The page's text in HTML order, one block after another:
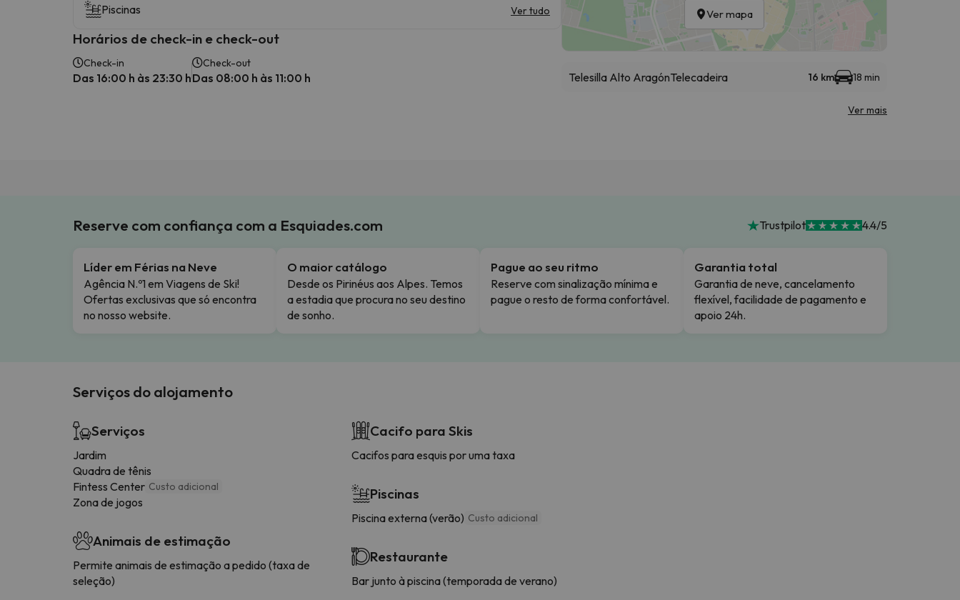
Piscinas
Ver tudo
Horários de check-in e check-out
Check-in
Das 16:00 h às 23:30 h
Check-out
Das 08:00 h às 11:00 h
Ver mapa
Telesilla Alto AragónTelecadeira 16 km 18 min
Ver mais
Reserve com confiança com a Esquiades.com Trustpilot 4.4/5
Líder em Férias na Neve
Agência N.º1 em Viagens de Ski!
Ofertas exclusivas que só encontra
no nosso website.
O maior catálogo
Desde os Pirinéus aos Alpes. Temos
a estadia que procura no seu destino
de sonho.
Pague ao seu ritmo
Reserve com sinalização mínima e
pague o resto de forma confortável.
Garantia total
Garantia de neve, cancelamento
flexível, facilidade de pagamento e
apoio 24h.
Serviços do alojamento
Serviços
Jardim
Quadra de tênis
Fintess Center Custo adicional
Zona de jogos
Animais de estimação
Permite animais de estimação a pedido (taxa de
seleção)
Cacifo para Skis
Cacifos para esquis por uma taxa
Piscinas
Piscina externa (verão) Custo adicional
Restaurante
Bar junto à piscina (temporada de verano)